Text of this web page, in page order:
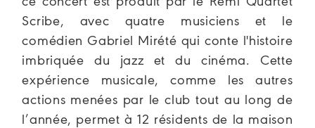
Scribe, avec quatre musiciens et le
comédien Gabriel Mirété qui conte l'histoire
imbriquée du jazz et du cinéma. Cette
expérience musicale, comme les autres
actions menées par le club tout au long de
l’année, permet à 12 résidents de la maison